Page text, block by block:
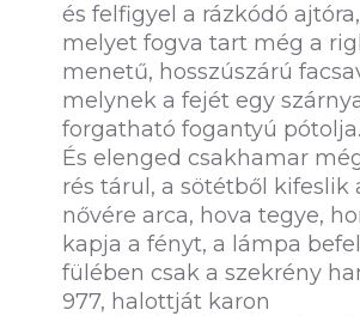
és felfigyel a rázkódó ajtóra,
melyet fogva tart még a
menetű, hosszúszárú
melynek a fejét egy
forgatható fogantyú
És elenged csakhamar
rés tárul, a sötétből kifeslik
nővére arca, hova tegye,
kapja a fényt, a lámpa
fülében csak a szekrény
977, halottját karon